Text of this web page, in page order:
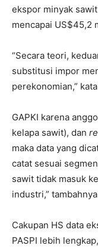
ekspor minyak
mencapai US$45,2
“Secara teori,
substitusi impor
perekonomian,”
GAPKI karena
kelapa sawit), dan
maka data yang
catat sesuai
sawit tidak masuk
industri,”
Cakupan HS data
PASPI lebih